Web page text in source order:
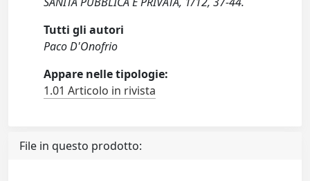
Tutti gli autori
Paco D'Onofrio
Appare nelle tipologie:
1.01 Articolo in rivista
File in questo prodotto: